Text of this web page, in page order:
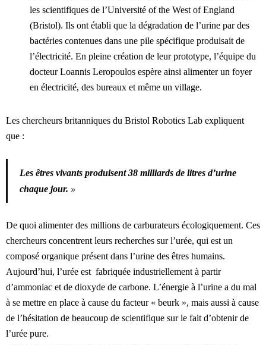
les scientifiques de l’Université of the West of England
(Bristol). Ils ont établi que la dégradation de l’urine par des
bactéries contenues dans une pile spécifique produisait de
l’électricité. En pleine création de leur prototype, l’équipe du
docteur Loannis Leropoulos espère ainsi alimenter un foyer
en électricité, des bureaux et même un village.
Les chercheurs britanniques du Bristol Robotics Lab expliquent
que :
Les êtres vivants produisent 38 milliards de litres d’urine
chaque jour. »
De quoi alimenter des millions de carburateurs écologiquement. Ces
chercheurs concentrent leurs recherches sur l’urée, qui est un
composé organique présent dans l’urine des êtres humains.
Aujourd’hui, l’urée est fabriquée industriellement à partir
d’ammoniac et de dioxyde de carbone. L’énergie à l’urine a du mal
à se mettre en place à cause du facteur « beurk », mais aussi à cause
de l’hésitation de beaucoup de scientifique sur le fait d’obtenir de
l’urée pure.